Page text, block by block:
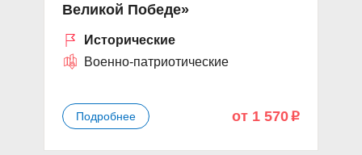
Великой Победе»
Исторические
Военно-патриотические
Подробнее от 1 570 p